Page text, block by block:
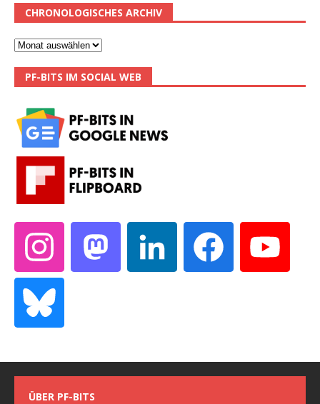
CHRONOLOGISCHES ARCHIV
PF-BITS IM SOCIAL WEB
ÜBER PF-BITS